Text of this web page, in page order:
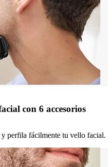
con 6 accesorios
perfila fácilmente tu vello facial.